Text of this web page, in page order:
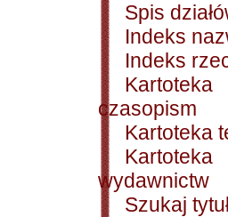
Spis
Indeks
Indeks
Kartoteka
czasopism
Kartoteka
Kartoteka
wydawnictw
Szukaj